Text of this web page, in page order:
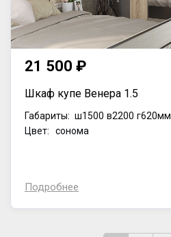
21 500 ₽
Шкаф купе Венера 1.5
Габариты: ш1500 в2200 г620мм
Цвет: сонома
Подробнее